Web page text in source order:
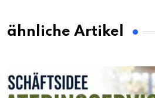
ähnliche Artikel